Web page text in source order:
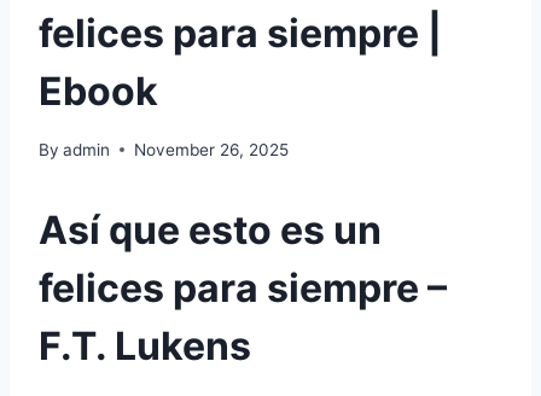
felices para siempre |
Ebook
By admin November 26, 2025
Así que esto es un
felices para siempre –
F.T. Lukens